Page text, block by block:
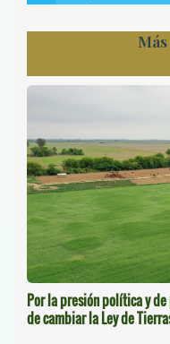
Por la presión política y
de cambiar la Ley de